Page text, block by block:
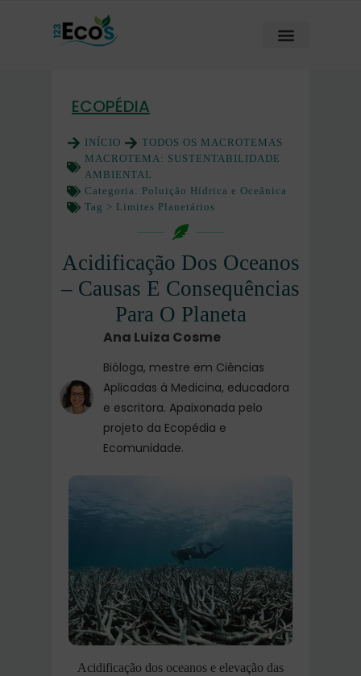
ECOPÉDIA
INÍCIO
TODOS OS MACROTEMAS
MACROTEMA: SUSTENTABILIDADE
AMBIENTAL
Categoria: Poluição Hídrica e Oceânica
Tag > Limites Planetários
Acidificação Dos Oceanos
– Causas E Consequências
Para O Planeta
Ana Luiza Cosme
Bióloga, mestre em Ciências
Aplicadas à Medicina, educadora
e escritora. Apaixonada pelo
projeto da Ecopédia e
Ecomunidade.
Acidificação dos oceanos e elevação das